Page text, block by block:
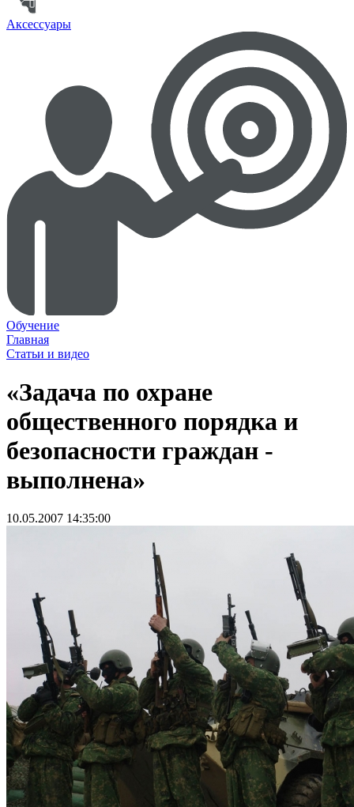
Аксессуары
Обучение
Главная
Статьи и видео
«Задача по охране
общественного порядка и
безопасности граждан -
выполнена»
10.05.2007 14:35:00